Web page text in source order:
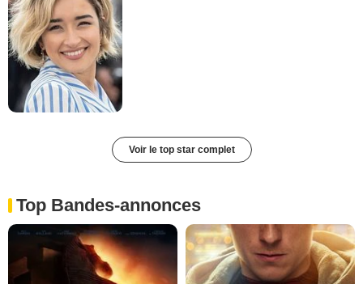
Voir le top star complet
Top Bandes-annonces